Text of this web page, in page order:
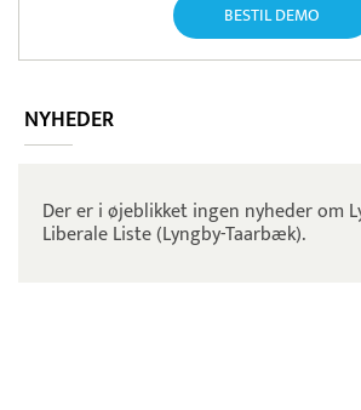
BESTIL DEMO
NYHEDER
Der er i øjeblikket ingen nyheder om
Liberale Liste (Lyngby-Taarbæk).